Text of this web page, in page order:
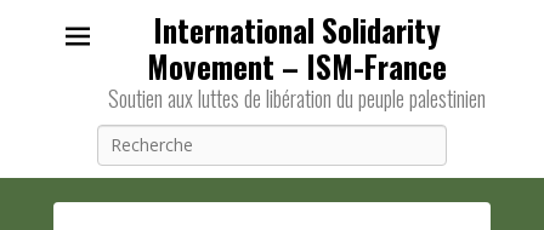
International Solidarity
Movement – ISM-France
Soutien aux luttes de libération du peuple palestinien